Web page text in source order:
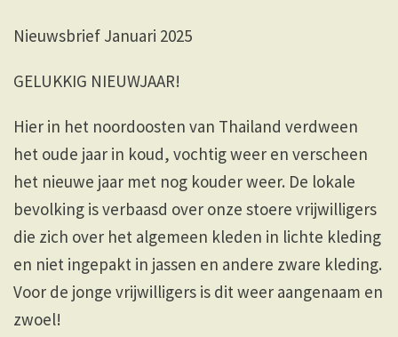
Nieuwsbrief Januari 2025
GELUKKIG NIEUWJAAR!
Hier in het noordoosten van Thailand verdween
het oude jaar in koud, vochtig weer en verscheen
het nieuwe jaar met nog kouder weer. De lokale
bevolking is verbaasd over onze stoere vrijwilligers
die zich over het algemeen kleden in lichte kleding
en niet ingepakt in jassen en andere zware kleding.
Voor de jonge vrijwilligers is dit weer aangenaam en
zwoel!